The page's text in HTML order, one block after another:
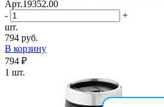
Арт.19352.00
-
+
шт.
794 руб.
В корзину
794 ₽
1 шт.